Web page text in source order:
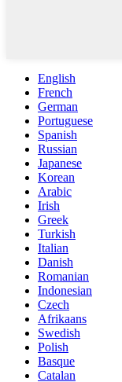
English
French
German
Portuguese
Spanish
Russian
Japanese
Korean
Arabic
Irish
Greek
Turkish
Italian
Danish
Romanian
Indonesian
Czech
Afrikaans
Swedish
Polish
Basque
Catalan